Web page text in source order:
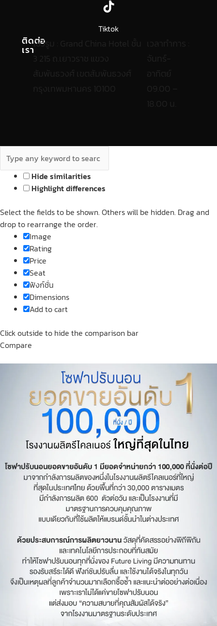
Tiktok
ติดต่อ
เราโชว์รูม : Grand China Hotel ชั้น
3 215 ถ.เยาวราช แขวง
สัมพันธวงศ์ เขตสัมพันธวงศ์
กรุงเทพมหานคร 10100
เวลาทำการ :
จันทร์-
อาทิตย์
09.00 –
18.00 น.
Hide similarities
Highlight differences
Select the fields to be shown. Others will be hidden. Drag and
drop to rearrange the order.
Image
Rating
Price
Seat
ฟังก์ชั่น
Dimensions
Add to cart
Click outside to hide the comparison bar
Compare